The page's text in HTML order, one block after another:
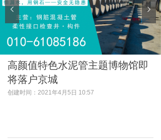
넳 넲
高颜值特色水泥管主题博物馆即
将落户京城
创建时间： 2021年4月5日 10:57